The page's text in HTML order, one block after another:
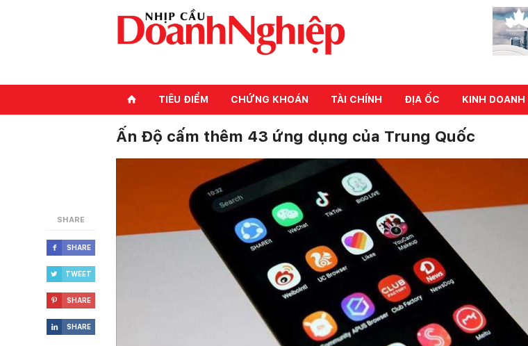
⌂ TIÊU ĐIỂM CHỨNG KHOÁN TÀI CHÍNH ĐỊA ỐC KINH DOANH
SHARE
 SHARE
 TWEET
 SHARE
 SHARE
Ấn Độ cấm thêm 43 ứng dụng của Trung Quốc